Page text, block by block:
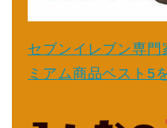
セブンイレブン専
ミアム商品ベスト5